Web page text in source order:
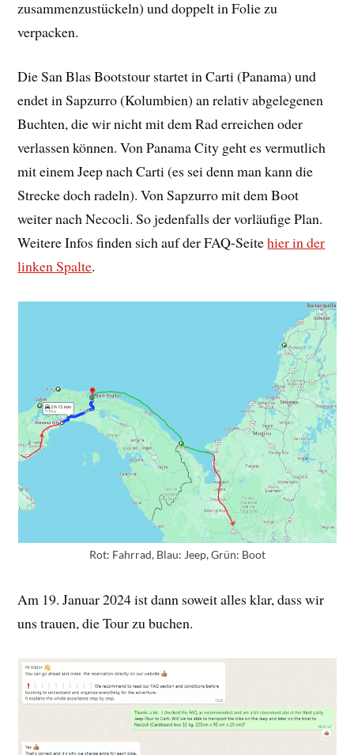
zusammenzustückeln) und doppelt in Folie zu
verpacken.
Die San Blas Bootstour startet in Carti (Panama) und
endet in Sapzurro (Kolumbien) an relativ abgelegenen
Buchten, die wir nicht mit dem Rad erreichen oder
verlassen können. Von Panama City geht es vermutlich
mit einem Jeep nach Carti (es sei denn man kann die
Strecke doch radeln). Von Sapzurro mit dem Boot
weiter nach Necocli. So jedenfalls der vorläufige Plan.
Weitere Infos finden sich auf der FAQ-Seitehier in der
linken Spalte.
Rot: Fahrrad, Blau: Jeep, Grün: Boot
Am 19. Januar 2024 ist dann soweit alles klar, dass wir
uns trauen, die Tour zu buchen.